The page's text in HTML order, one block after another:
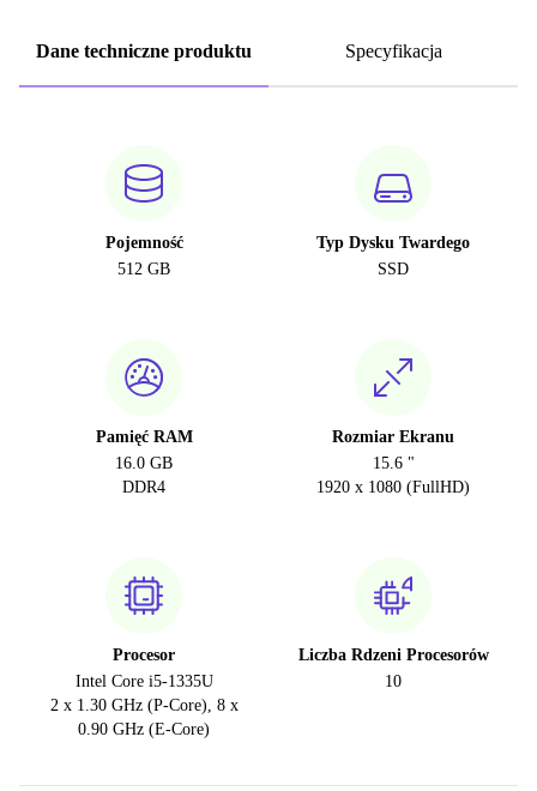
Dane techniczne produktu Specyfikacja
Pojemność
512 GB
Typ Dysku Twardego
SSD
Pamięć RAM
16.0 GB
DDR4
Rozmiar Ekranu
15.6 "
1920 x 1080 (FullHD)
Procesor
Intel Core i5-1335U
2 x 1.30 GHz (P-Core), 8 x
0.90 GHz (E-Core)
Liczba Rdzeni Procesorów
10